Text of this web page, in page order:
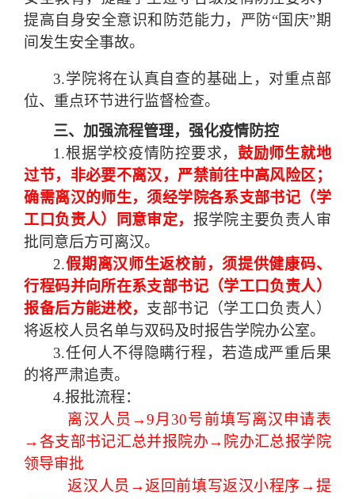
提高自身安全意识和防范能力，严防“国庆”期
间发生安全事故。
3.学院将在认真自查的基础上，对重点部
位、重点环节进行监督检查。
三、加强流程管理，强化疫情防控
1.根据学校疫情防控要求，鼓励师生就地
过节，非必要不离汉，严禁前往中高风险区；
确需离汉的师生，须经学院各系支部书记（学
工口负责人）同意审定， 报学院主要负责人审
批同意后方可离汉。
2.假期离汉师生返校前，须提供健康码、
行程码并向所在系支部书记（学工口负责人）
报备后方能进校， 支部书记（学工口负责人）
将返校人员名单与双码及时报告学院办公室。
3.任何人不得隐瞒行程，若造成严重后果
的将严肃追责。
4.报批流程：
离汉人员 →9月30号前填写离汉申请表
→ 各支部书记汇总并报院办→ 院办汇总报学院
领导审批
返汉人员 →返回前填写返汉小程序→提